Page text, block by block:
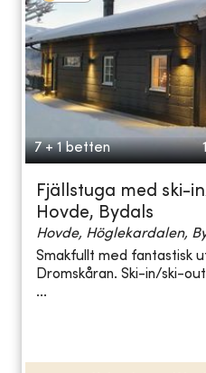
7 + 1 betten
Fjällstuga med ski-
Hovde, Bydals
Hovde, Höglekardalen,
Smakfullt med fantastisk
Dromskåran. Ski-in/ski-
...